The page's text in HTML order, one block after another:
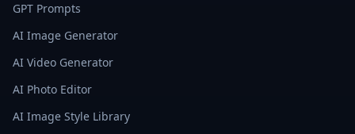
GPT Prompts
AI Image Generator
AI Video Generator
AI Photo Editor
AI Image Style Library